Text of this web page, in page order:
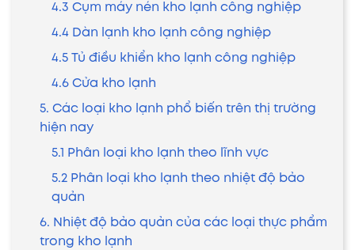
4.3 Cụm máy nén kho lạnh công nghiệp
4.4 Dàn lạnh kho lạnh công nghiệp
4.5 Tủ điều khiển kho lạnh công nghiệp
4.6 Cửa kho lạnh
5. Các loại kho lạnh phổ biến trên thị trường
hiện nay
5.1 Phân loại kho lạnh theo lĩnh vực
5.2 Phân loại kho lạnh theo nhiệt độ bảo
quản
6. Nhiệt độ bảo quản của các loại thực phẩm
trong kho lạnh